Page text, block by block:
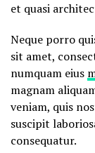
et quasi
Neque porro
sit amet,
numquam eius
magnam
veniam, quis
suscipit
consequatur.